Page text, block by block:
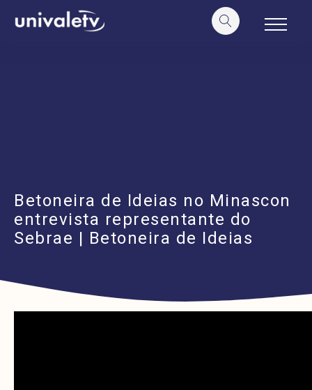
conteúdo
Betoneira de Ideias no Minascon
entrevista representante do
Sebrae | Betoneira de Ideias